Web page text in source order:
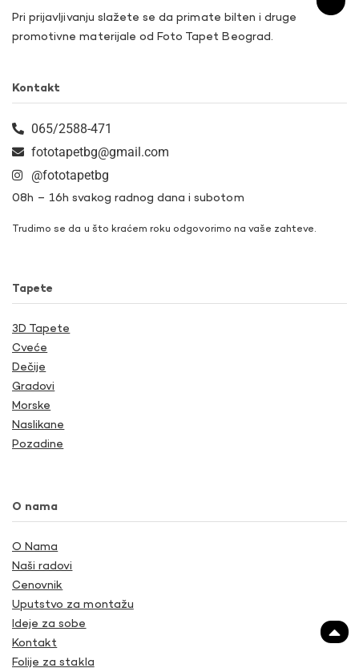
Pri prijavljivanju slažete se da primate bilten i druge
promotivne materijale od Foto Tapet Beograd.
Kontakt
065/2588-471
fototapetbg@gmail.com
@fototapetbg
08h – 16h svakog radnog dana i subotom
Trudimo se da u što kraćem roku odgovorimo na vaše zahteve.
Tapete
3D Tapete
Cveće
Dečije
Gradovi
Morske
Naslikane
Pozadine
O nama
O Nama
Naši radovi
Cenovnik
Uputstvo za montažu
Ideje za sobe
Kontakt
Folije za stakla